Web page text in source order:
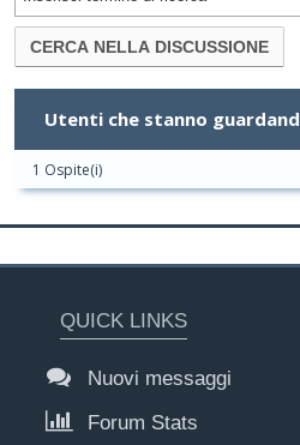
Utenti che stanno
1 Ospite(i)
QUICK LINKS
Nuovi messaggi
Forum Stats